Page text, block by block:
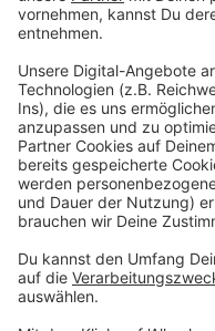
Das sagen die
Die ROCK
an überzeugt.
gezeigt, was
ihrer
Geschmack
die jüngere als